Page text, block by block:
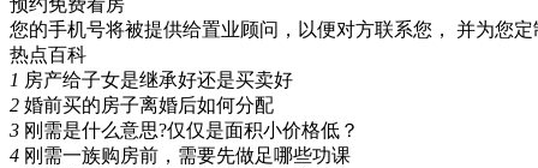
您的手机号将被提供给置业顾问，以便对方联系您， 并为您定
热点百科
1 房产给子女是继承好还是买卖好
2 婚前买的房子离婚后如何分配
3 刚需是什么意思?仅仅是面积小价格低？
4 刚需一族购房前，需要先做足哪些功课